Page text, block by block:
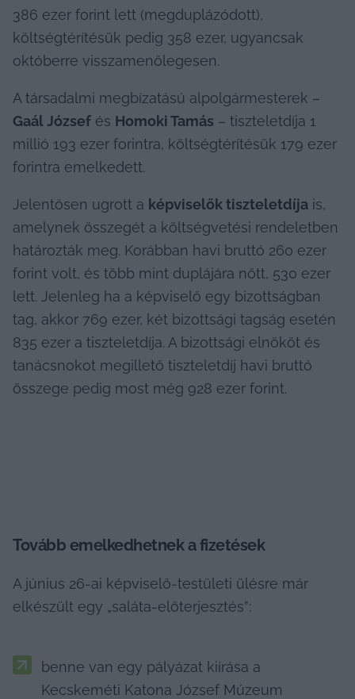
386 ezer forint lett (megduplázódott),
költségtérítésük pedig 358 ezer, ugyancsak
októberre visszamenőlegesen.
Gaál József és Homoki Tamás – tiszteletdíja 1
millió 193 ezer forintra, költségtérítésük 179 ezer
forintra emelkedett.
Jelentősen ugrott a képviselők tiszteletdíja is,
amelynek összegét a költségvetési rendeletben
határozták meg. Korábban havi bruttó 260 ezer
forint volt, és több mint duplájára nőtt, 530 ezer
lett. Jelenleg ha a képviselő egy bizottságban
tag, akkor 769 ezer, két bizottsági tagság esetén
835 ezer a tiszteletdíja. A bizottsági elnököt és
tanácsnokot megillető tiszteletdíj havi bruttó
összege pedig most még 928 ezer forint.
Tovább emelkedhetnek a fizetések
A június 26-ai képviselő-testületi ülésre már
elkészült egy „saláta-előterjesztés”:
benne van egy pályázat kiírása a
Kecskeméti Katona József Múzeum